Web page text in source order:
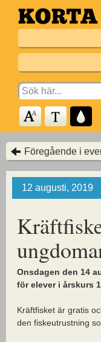
Hoppa
till
Search
for:
Föregående i
12 augusti, 2019
Onsdagen den 14
för elever i årskurs
Kräftfisket är gratis
den fiskeutrustning